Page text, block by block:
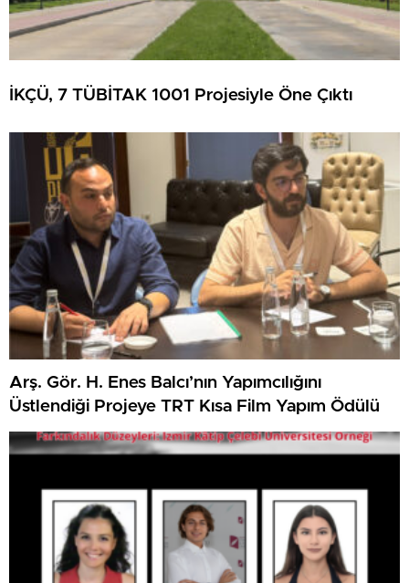
İKÇÜ, 7 TÜBİTAK 1001 Projesiyle Öne Çıktı
Arş. Gör. H. Enes Balcı’nın Yapımcılığını
Üstlendiği Projeye TRT Kısa Film Yapım Ödülü